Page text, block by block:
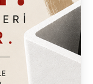
Kivi Krep Kırığı